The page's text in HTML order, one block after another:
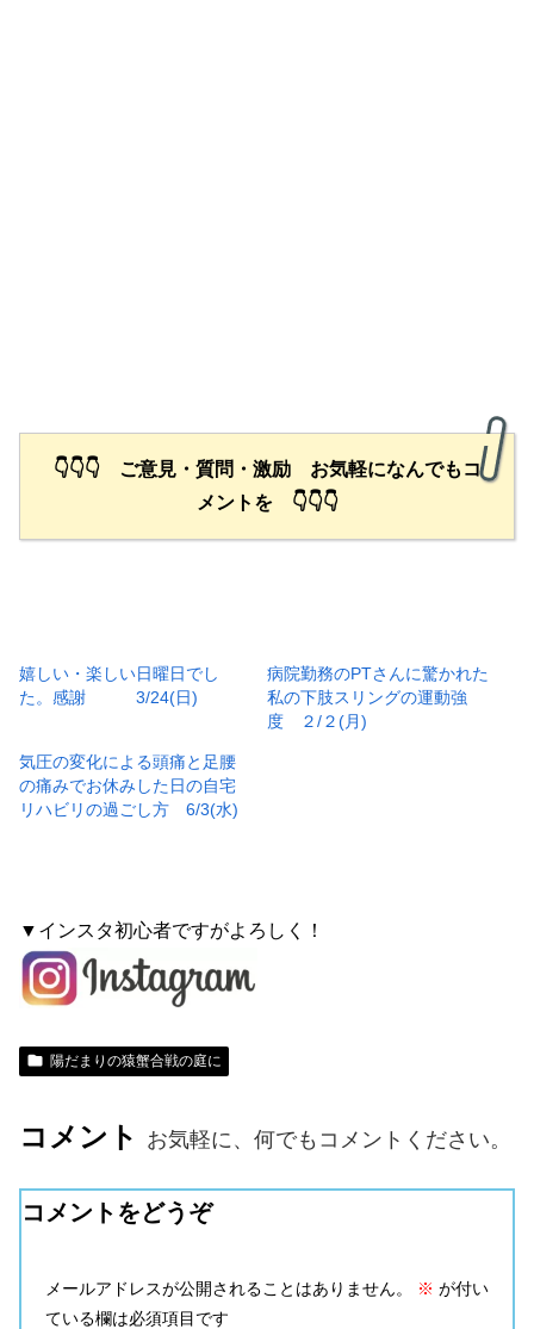
👇👇👇 ご意見・質問・激励 お気軽になんでもコ
メントを 👇👇👇
嬉しい・楽しい日曜日でし
た。感謝 3/24(日)
病院勤務のPTさんに驚かれた
私の下肢スリングの運動強
度 ２/２(月)
気圧の変化による頭痛と足腰
の痛みでお休みした日の自宅
リハビリの過ごし方 6/3(水)
▼インスタ初心者ですがよろしく！
陽だまりの猿蟹合戦の庭に
コメント お気軽に、何でもコメントください。
コメントをどうぞ
メールアドレスが公開されることはありません。 ※ が付い
ている欄は必須項目です